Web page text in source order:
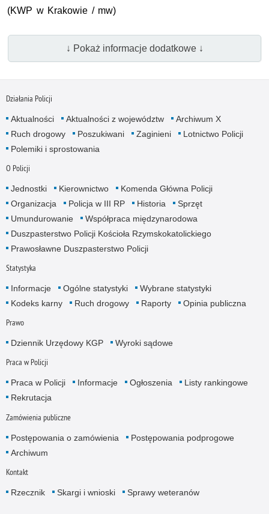
(KWP w Krakowie / mw)
↓ Pokaż informacje dodatkowe ↓
Działania Policji
Aktualności Aktualności z województw
Archiwum X
Ruch drogowy
Poszukiwani Zaginieni
Lotnictwo Policji
Polemiki i sprostowania
O Policji
Jednostki Kierownictwo
Komenda Główna Policji
Organizacja
Policja w III RP Historia
Sprzęt
Umundurowanie
Współpraca międzynarodowa
Duszpasterstwo Policji Kościoła Rzymskokatolickiego
Prawosławne Duszpasterstwo Policji
Statystyka
Informacje Ogólne statystyki
Wybrane statystyki
Kodeks karny
Ruch drogowy Raporty Opinia publiczna
Prawo
Dziennik Urzędowy KGP Wyroki sądowe
Praca w Policji
Praca w Policji Informacje Ogłoszenia
Listy rankingowe
Rekrutacja
Zamówienia publiczne
Postępowania o zamówienia
Postępowania podprogowe
Archiwum
Kontakt
Rzecznik Skargi i wnioski Sprawy weteranów